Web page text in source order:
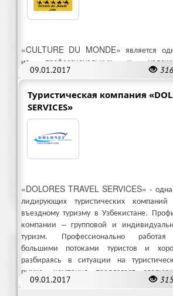
09.01.2017
«CULTURE DU MONDE» является
из профессиональных и
туристических компаний в Узбекистане.
Туристическая компания
SERVICES»
09.01.2017
«DOLORES TRAVEL SERVICES» -
лидирующих туристических
въездному туризму в Узбекистане.
компании – групповой и
туризм. Профессионально
большими потоками туристов и
разбираясь в ситуации на
рынке, компания предлагает
услуги: